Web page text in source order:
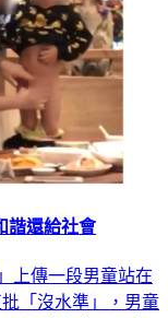
諧還給社會
上傳一段男童站在
「沒水準」，男童